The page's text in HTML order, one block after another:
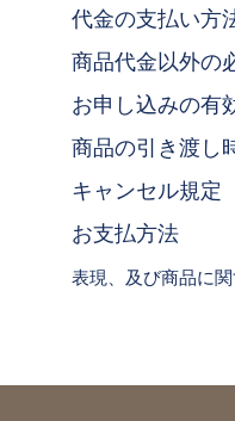
代金の支払い
商品代金以外の
お申し込みの有
商品の引き渡し
キャンセル規
お支払方法
表現、及び商品に